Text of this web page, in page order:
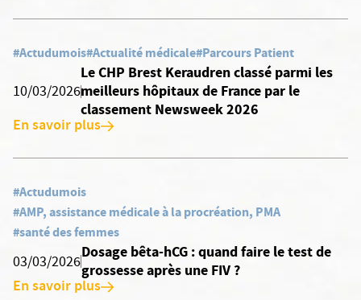
#Actudumois#Actualité médicale#Parcours Patient
10/03/2026
Le CHP Brest Keraudren classé parmi les
meilleurs hôpitaux de France par le
classement Newsweek 2026
En savoir plus
#Actudumois
#AMP, assistance médicale à la procréation, PMA
#santé des femmes
03/03/2026
Dosage bêta-hCG : quand faire le test de
grossesse après une FIV ?
En savoir plus